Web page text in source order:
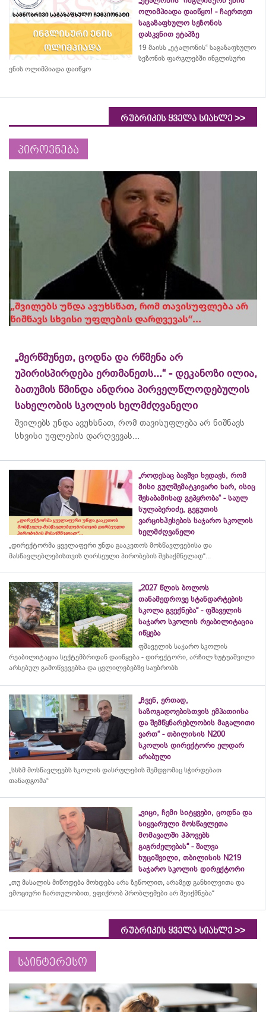
ოლიმპიადა დაიწყო! - ჩაერთეთ
საგაზაფხულო სეზონის
დასკვნით ეტაპზე
19 მაისს „ეტალონის“ საგაზაფხულო
სეზონის ფარგლებში ინგლისური
ენის ოლიმპიადა დაიწყო
რუბრიკის ყველა სიახლე >>
პიროვნება
„მერწმუნეთ, ცოდნა და რწმენა არ
უპირისპირდება ერთმანეთს...“ - დეკანოზი ილია,
ბათუმის წმინდა ანდრია პირველწლოდებულის
სახელობის სკოლის ხელმძღვანელი
შვილებს უნდა ავუხსნათ, რომ თავისუფლება არ ნიშნავს
სხვისი უფლების დარღვევას...
„როდესაც ბავშვი ხედავს, რომ
მისი გულშემატკივარი ხარ, ისიც
შესაბამისად გეპყრობა“ - საულ
სულაბერიძე, გეგუთის
ვარციხჰესების საჯარო სკოლის
ხელმძღვანელი
„დირექტორმა ყველაფერი უნდა გააკეთოს მოსწავლეებისა და
მასწავლებლებისთვის ღირსეული პირობების შესაქმნელად“...
„2027 წლის ბოლოს
თანამედროვე სტანდარტების
სკოლა გვექნება“ - ფშაველის
საჯარო სკოლის რეაბილიტაცია
იწყება
ფშაველის საჯარო სკოლის
რეაბილიტაცია სექტემბრიდან დაიწყება - დირექტორი, არჩილ ხუტუაშვილი
არსებულ გამოწვევებსა და ცვლილებებზე საუბრობს
„ჩვენ, ერთად,
საზოგადოებისთვის ემპათიისა
და შემწყნარებლობის მაგალითი
ვართ“ - თბილისის N200
სკოლის დირექტორი ელდარ
არაბული
„სსსმ მოსწავლეებს სკოლის დასრულების შემდგომაც სჭირდებათ
თანადგომა“
„ვიცი, ჩემი სიტყვები, ცოდნა და
სიყვარული მოსწავლეთა
მომავალში ჰპოვებს
გაგრძელებას“ - შალვა
ხუციშვილი, თბილისის N219
საჯარო სკოლის დირექტორი
„თუ მასალის მიწოდება მოხდება არა ზეწოლით, არამედ განხილვითა და
ემოციური ჩართულობით, ვფიქრობ პრობლემები არ შეიქმნება“
რუბრიკის ყველა სიახლე >>
საინტერესო